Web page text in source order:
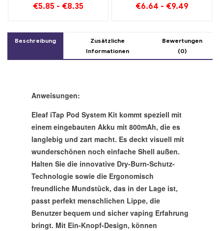
Überblick über ein
€5.85 - €8.35
Strawberry Kiwi und Sour
€6.64 - €9.49
Beschreibung
Zusätzliche
Informationen
Bewertungen
(0)
Anweisungen:
Eleaf iTap Pod System Kit kommt speziell mit
einem eingebauten Akku mit 800mAh, die es
langlebig und zart macht. Es deckt visuell mit
wunderschönen noch einfache Shell außen.
Halten Sie die innovative Dry-Burn-Schutz-
Technologie sowie die Ergonomisch
freundliche Mundstück, das in der Lage ist,
passt perfekt menschlichen Lippe, die
Benutzer bequem und sicher vaping Erfahrung
bringt. Mit Ein-Knopf-Design, können